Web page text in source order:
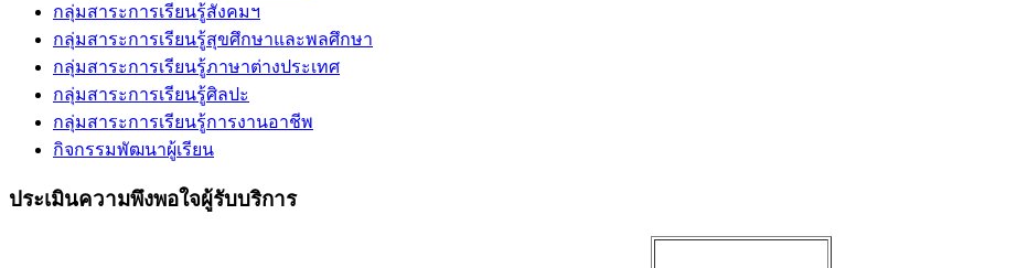
กลุ่มสาระการเรียนรู้สังคมฯ
กลุ่มสาระการเรียนรู้สุขศึกษาและพลศึกษา
กลุ่มสาระการเรียนรู้ภาษาต่างประเทศ
กลุ่มสาระการเรียนรู้ศิลปะ
กลุ่มสาระการเรียนรู้การงานอาชีพ
กิจกรรมพัฒนาผู้เรียน
ประเมินความพึงพอใจผู้รับบริการ